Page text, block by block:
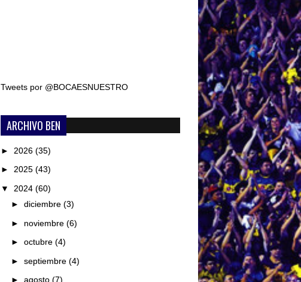
Tweets por @BOCAESNUESTRO
ARCHIVO BEN
► 2026 (35)
► 2025 (43)
▼ 2024 (60)
► diciembre (3)
► noviembre (6)
► octubre (4)
► septiembre (4)
► agosto (7)